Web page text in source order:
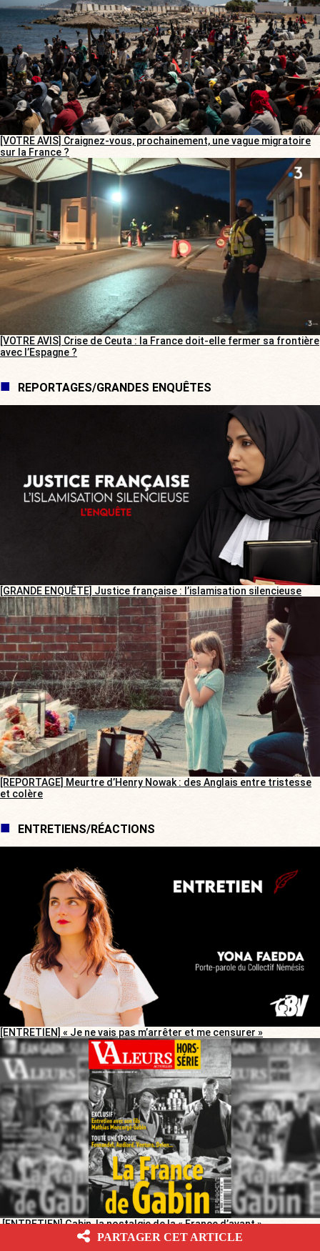
[VOTRE AVIS] Craignez-vous, prochainement, une vague migratoire
sur la France ?
[VOTRE AVIS] Crise de Ceuta : la France doit-elle fermer sa frontière
avec l’Espagne ?
REPORTAGES/GRANDES ENQUÊTES
[GRANDE ENQUÊTE] Justice française : l’islamisation silencieuse
[REPORTAGE] Meurtre d’Henry Nowak : des Anglais entre tristesse
et colère
ENTRETIENS/RÉACTIONS
[ENTRETIEN] « Je ne vais pas m’arrêter et me censurer »
[ENTRETIEN] Gabin, la nostalgie de la « France d’avant »
PARTAGER CET ARTICLE